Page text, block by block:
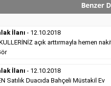
Belediyesitesinde süper
Benzer
İlanı - 12.10.2018
açık arttırmayla hemen
İlanı - 12.10.2018
Satılık Duacıda Bahçeli Müstakil Ev